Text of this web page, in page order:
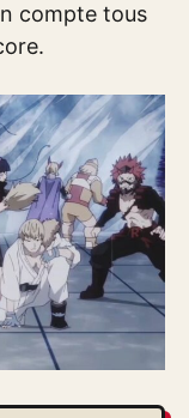
compte tous